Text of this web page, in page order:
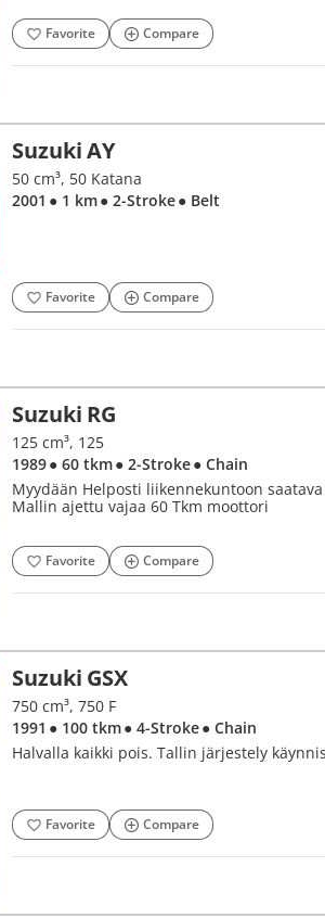
Favorite Compare
Suzuki AY
50 cm³, 50 Katana
2001 ● 1 km● 2-Stroke● Belt
Favorite Compare
Suzuki RG
125 cm³, 125
1989● 60 tkm● 2-Stroke● Chain
Myydään Helposti liikennekuntoon
Mallin ajettu vajaa 60 Tkm moottori
Favorite Compare
Suzuki GSX
750 cm³, 750 F
1991 ● 100 tkm● 4-Stroke● Chain
Halvalla kaikki pois. Tallin järjestely
Favorite Compare